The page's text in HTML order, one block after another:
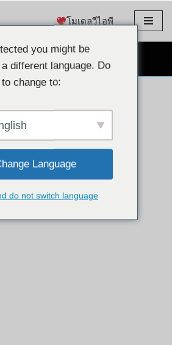
โมเดลวีไอพี
ทผ่านเว็บแคมฟรี
you might be
different language. Do
change to:
Language
do not switch language